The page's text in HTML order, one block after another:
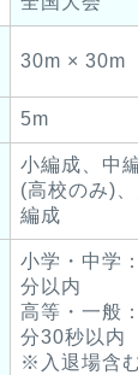
30m × 30m
5m
小編成、中
(高校のみ)
編成
小学・中学
分以内
高等・一般
分30秒以内
※入退場含